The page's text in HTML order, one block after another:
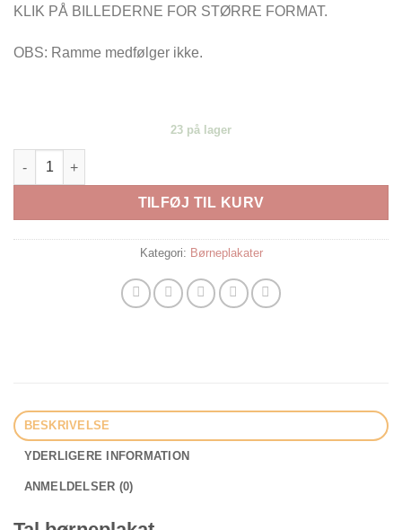
KLIK PÅ BILLEDERNE FOR STØRRE FORMAT.
OBS: Ramme medfølger ikke.
23 på lager
Tal børneplakat 50x70 antal
TILFØJ TIL KURV
Kategori: Børneplakater
BESKRIVELSE
YDERLIGERE INFORMATION
ANMELDELSER (0)